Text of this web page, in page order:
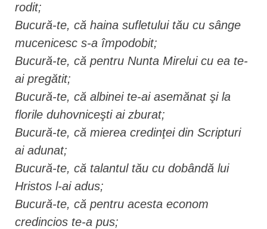
rodit;
Bucură-te, că haina sufletului tău cu sânge
mucenicesc s-a împodobit;
Bucură-te, că pentru Nunta Mirelui cu ea te-
ai pregătit;
Bucură-te, că albinei te-ai asemănat şi la
florile duhovniceşti ai zburat;
Bucură-te, că mierea credinţei din Scripturi
ai adunat;
Bucură-te, că talantul tău cu dobândă lui
Hristos l-ai adus;
Bucură-te, că pentru acesta econom
credincios te-a pus;